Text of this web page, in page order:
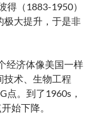
得（1883-1950）
极大提升，于是非
经济体像美国一样
技术、生物工程
点。到了1960s，
始下降。